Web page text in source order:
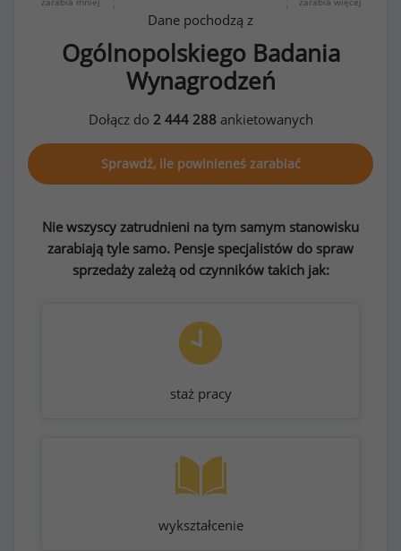
Dane pochodzą z
Ogólnopolskiego Badania
Wynagrodzeń
Dołącz do 2 444 288ankietowanych
Sprawdź, ile powinieneś zarabiać
Nie wszyscy zatrudnieni na tym samym stanowisku
zarabiają tyle samo. Pensje specjalistów do spraw
sprzedaży zależą od czynników takich jak:
staż pracy
wykształcenie